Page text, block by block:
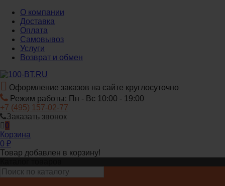
О компании
Доставка
Оплата
Самовывоз
Услуги
Возврат и обмен
Оформление заказов на сайте круглосуточно
Режим работы: Пн - Вс 10:00 - 19:00
+7 (495) 157-02-77
Заказать звонок
0
Корзина
0 ₽
Товар добавлен в корзину!